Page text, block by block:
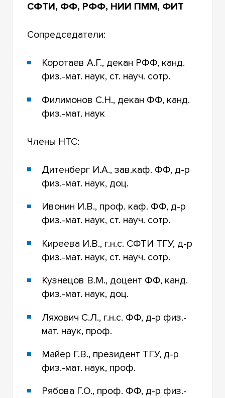
СФТИ, ФФ, РФФ, НИИ ПММ, ФИТ
Сопредседатели:
Коротаев А.Г., декан РФФ, канд.
физ.-мат. наук, ст. науч. сотр.
Филимонов С.Н., декан ФФ, канд.
физ.-мат. наук
Члены НТС:
Дитенберг И.А., зав.каф. ФФ, д-р
физ.-мат. наук, доц.
Ивонин И.В., проф. каф. ФФ, д-р
физ.-мат. наук, ст. науч. сотр.
Киреева И.В., г.н.с. СФТИ ТГУ, д-р
физ.-мат. наук, ст. науч. сотр.
Кузнецов В.М., доцент ФФ, канд.
физ.-мат. наук, доц.
Ляхович С.Л., г.н.с. ФФ, д-р физ.-
мат. наук, проф.
Майер Г.В., президент ТГУ, д-р
физ.-мат. наук, проф.
Рябова Г.О., проф. ФФ, д-р физ.-